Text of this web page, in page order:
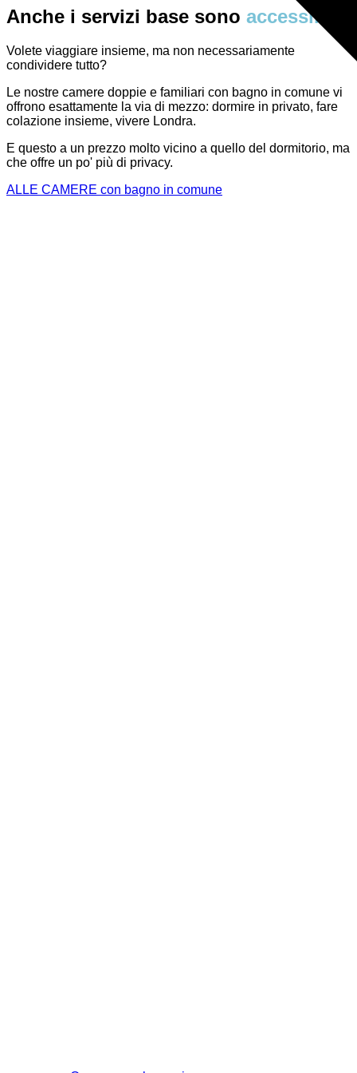
Anche i servizi base sono accessibili.
Volete viaggiare insieme, ma non necessariamente
condividere tutto?
Le nostre camere doppie e familiari con bagno in comune vi
offrono esattamente la via di mezzo: dormire in privato, fare
colazione insieme, vivere Londra.
E questo a un prezzo molto vicino a quello del dormitorio, ma
che offre un po' più di privacy.
ALLE CAMERE con bagno in comune